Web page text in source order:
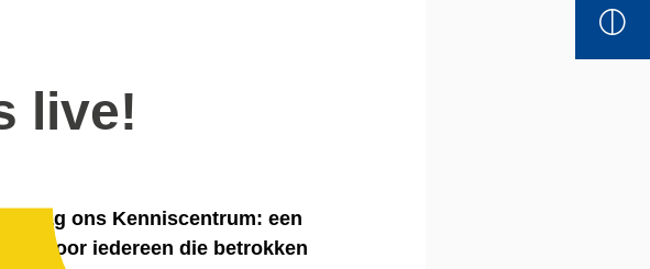
live!
ons Kenniscentrum: een
voor iedereen die betrokken